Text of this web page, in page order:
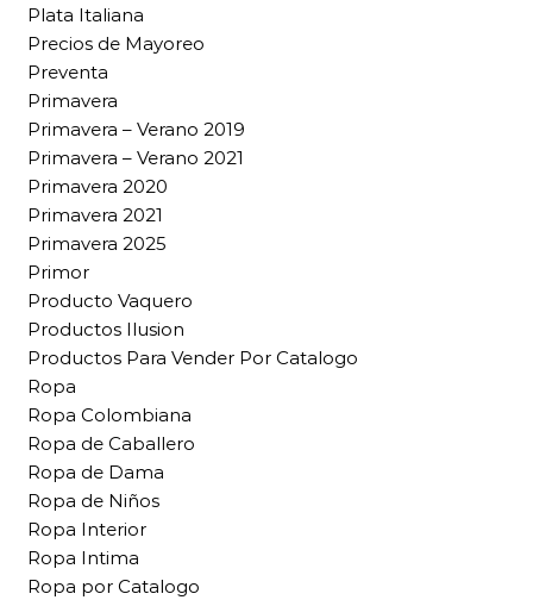
Plata Italiana
Precios de Mayoreo
Preventa
Primavera
Primavera – Verano 2019
Primavera – Verano 2021
Primavera 2020
Primavera 2021
Primavera 2025
Primor
Producto Vaquero
Productos Ilusion
Productos Para Vender Por Catalogo
Ropa
Ropa Colombiana
Ropa de Caballero
Ropa de Dama
Ropa de Niños
Ropa Interior
Ropa Intima
Ropa por Catalogo